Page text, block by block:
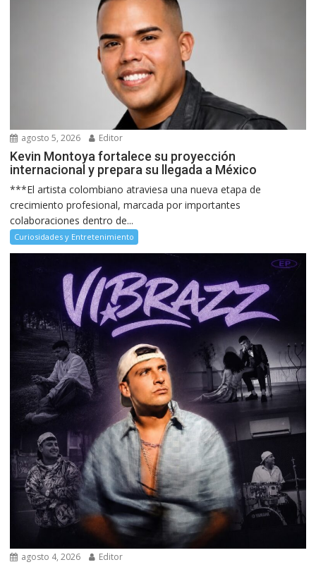
agosto 5, 2026 Editor
Kevin Montoya fortalece su proyección
internacional y prepara su llegada a México
***El artista colombiano atraviesa una nueva etapa de
crecimiento profesional, marcada por importantes
colaboraciones dentro de...
Curiosidades y Entretenimiento
agosto 4, 2026 Editor